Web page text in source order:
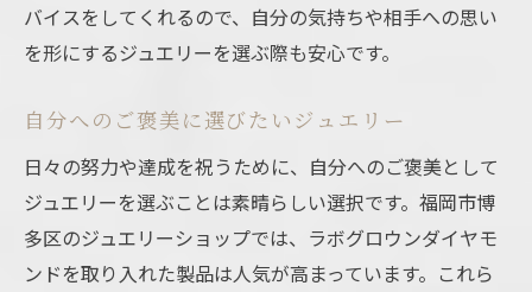
バイスをしてくれるので、自分の気持ちや相手への思い
を形にするジュエリーを選ぶ際も安心です。
自分へのご褒美に選びたいジュエリー
日々の努力や達成を祝うために、自分へのご褒美として
ジュエリーを選ぶことは素晴らしい選択です。福岡市博
多区のジュエリーショップでは、ラボグロウンダイヤモ
ンドを取り入れた製品は人気が高まっています。これら